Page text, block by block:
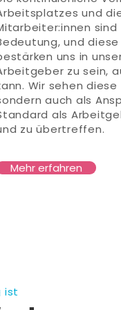
und
und
uns in
zu sein,
Wir sehen
auch als
als
zu übertreffen.
Mehr erfahren
ist